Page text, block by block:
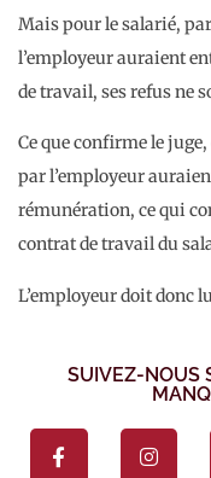
Mais pour le salarié,
l’employeur auraient
de travail, ses refus ne
Ce que confirme le
par l’employeur
rémunération, ce qui
contrat de travail du
L’employeur doit donc
SUIVEZ-NOUS